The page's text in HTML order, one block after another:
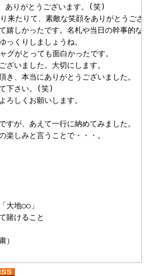
ありがとうございます。(笑)
来たりて、素敵な笑顔をありがとうござ
嬉しかったです。名札や当日の幹事的な
っくりしましょうね。
がとっても面白かったです。
ざいました。大切にします。
き、本当にありがとうございました。
下さい。(笑)
ろしくお願いします。
すが、あえて一行に納めてみました。
楽しみと言うことで・・・。
地○○」
賭けること
）